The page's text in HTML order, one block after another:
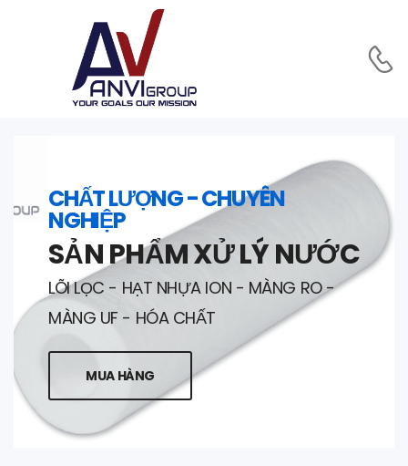
CHẤT LƯỢNG - CHUYÊN
NGHIỆP
SẢN PHẨM XỬ LÝ NƯỚC
LÕI LỌC - HẠT NHỰA ION - MÀNG RO -
MÀNG UF - HÓA CHẤT
MUA HÀNG